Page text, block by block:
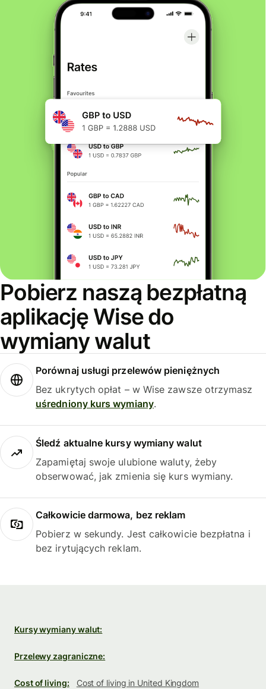
Pobierz naszą bezpłatną
aplikację Wise do
wymiany walut
Porównaj usługi przelewów pieniężnych
Bez ukrytych opłat – w Wise zawsze otrzymasz
uśredniony kurs wymiany.
Śledź aktualne kursy wymiany walut
Zapamiętaj swoje ulubione waluty, żeby
obserwować, jak zmienia się kurs wymiany.
Całkowicie darmowa, bez reklam
Pobierz w sekundy. Jest całkowicie bezpłatna i
bez irytujących reklam.
Kursy wymiany walut:
Przelewy zagraniczne:
Cost of living:
Cost of living in United Kingdom